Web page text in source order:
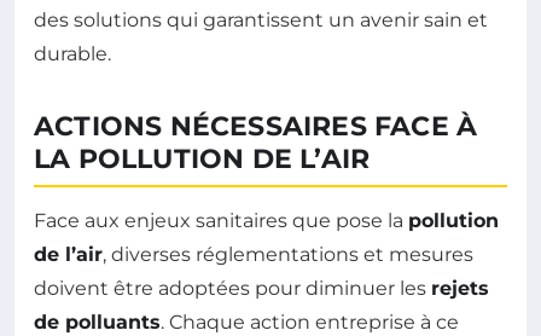
des solutions qui garantissent un avenir sain et
durable.
ACTIONS NÉCESSAIRES FACE À
LA POLLUTION DE L’AIR
Face aux enjeux sanitaires que pose la pollution
de l’air, diverses réglementations et mesures
doivent être adoptées pour diminuer les rejets
de polluants. Chaque action entreprise à ce